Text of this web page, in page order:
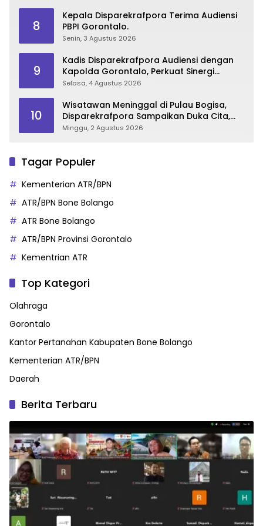
8
Kepala Disparekrafpora Terima Audiensi
PBPI Gorontalo.
Senin, 3 Agustus 2026
9
Kadis Disparekrafpora Audiensi dengan
Kapolda Gorontalo, Perkuat Sinergi
Sukseskan Gorontalo Karnaval Karawo
Selasa, 4 Agustus 2026
10
Wisatawan Meninggal di Pulau Bogisa,
Disparekrafpora Sampaikan Duka Cita,
Imbau Utamakan Keselamatan
Minggu, 2 Agustus 2026
Tagar Populer
Kementerian ATR/BPN
ATR/BPN Bone Bolango
ATR Bone Bolango
ATR/BPN Provinsi Gorontalo
Kementrian ATR
Top Kategori
Olahraga
Gorontalo
Kantor Pertanahan Kabupaten Bone Bolango
Kementerian ATR/BPN
Daerah
Berita Terbaru